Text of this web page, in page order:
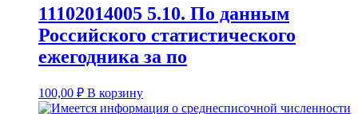
11102014005 5.10. По данным
Российского статистического
ежегодника за по
100,00 ₽ В корзину